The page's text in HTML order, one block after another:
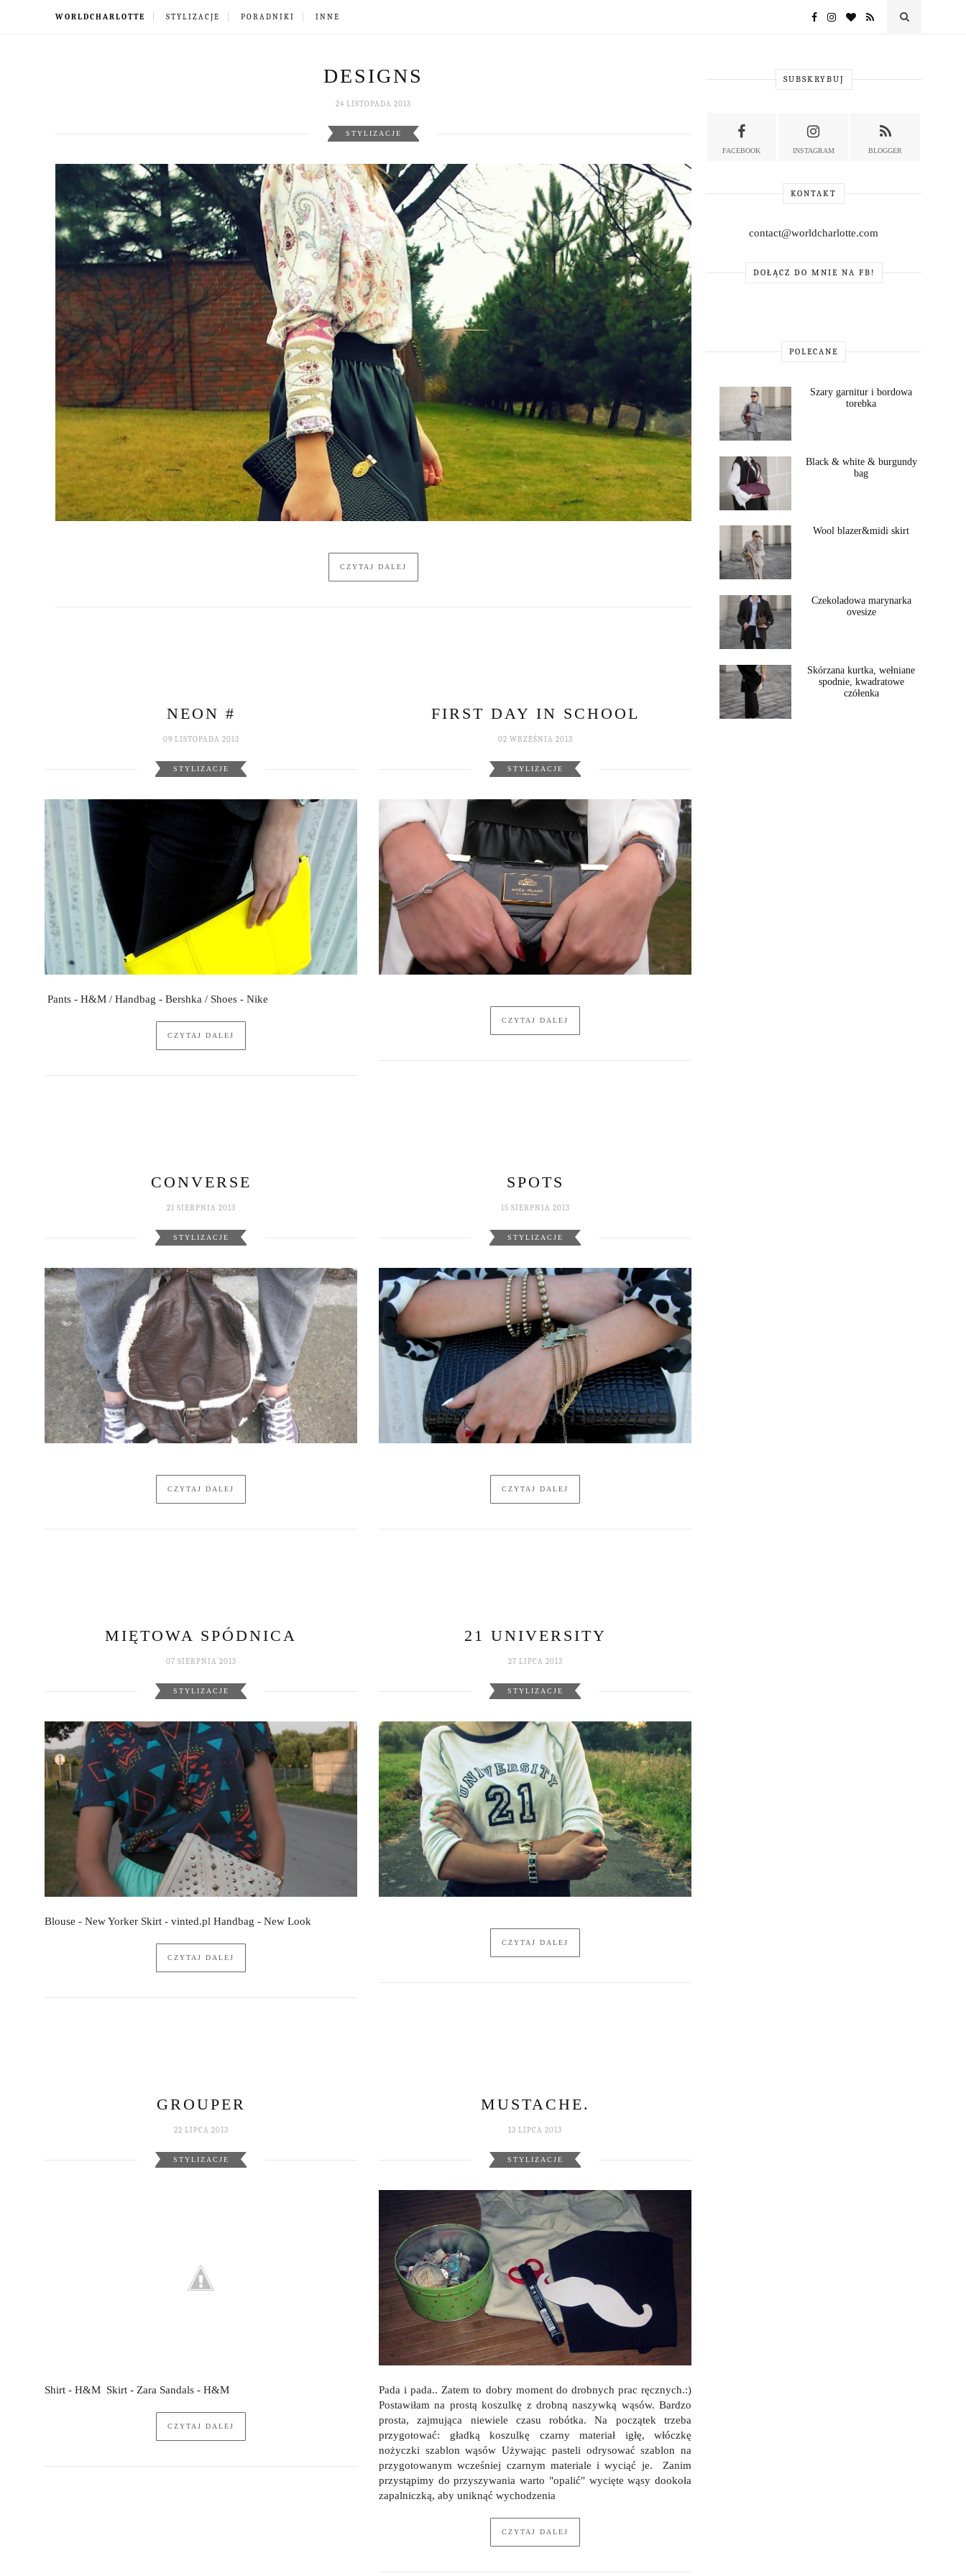
WORLDCHARLOTTE STYLIZACJE PORADNIKI INNE
DESIGNS
24 LISTOPADA 2013
STYLIZACJE
CZYTAJ DALEJ
NEON #
09 LISTOPADA 2013
STYLIZACJE
Pants - H&M / Handbag - Bershka / Shoes - Nike
CZYTAJ DALEJ
FIRST DAY IN SCHOOL
02 WRZEŚNIA 2013
STYLIZACJE
CZYTAJ DALEJ
CONVERSE
21 SIERPNIA 2013
STYLIZACJE
CZYTAJ DALEJ
SPOTS
15 SIERPNIA 2013
STYLIZACJE
CZYTAJ DALEJ
MIĘTOWA SPÓDNICA
07 SIERPNIA 2013
STYLIZACJE
Blouse - New Yorker Skirt - vinted.pl Handbag - New Look
CZYTAJ DALEJ
21 UNIVERSITY
27 LIPCA 2013
STYLIZACJE
CZYTAJ DALEJ
GROUPER
22 LIPCA 2013
STYLIZACJE
Shirt - H&M Skirt - Zara Sandals - H&M
CZYTAJ DALEJ
MUSTACHE.
13 LIPCA 2013
STYLIZACJE
Pada i pada.. Zatem to dobry moment do drobnych prac ręcznych.:)
Postawiłam na prostą koszulkę z drobną naszywką wąsów. Bardzo
prosta, zajmująca niewiele czasu robótka. Na początek trzeba
przygotować: gładką koszulkę czarny materiał igłę, włóczkę
nożyczki szablon wąsów Używając pasteli odrysować szablon na
przygotowanym wcześniej czarnym materiale i wyciąć je. Zanim
przystąpimy do przyszywania warto "opalić" wycięte wąsy dookoła
zapalniczką, aby uniknąć wychodzenia
CZYTAJ DALEJ
SUBSKRYBUJ
FACEBOOK INSTAGRAM BLOGGER
KONTAKT
contact@worldcharlotte.com
DOŁĄCZ DO MNIE NA FB!
POLECANE
Szary garnitur i bordowa
torebka
Black & white & burgundy
bag
Wool blazer&midi skirt
Czekoladowa marynarka
ovesize
Skórzana kurtka, wełniane
spodnie, kwadratowe
czółenka